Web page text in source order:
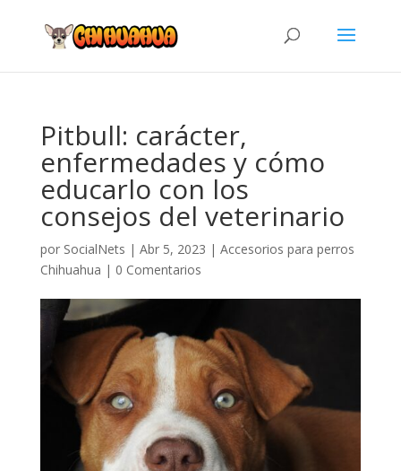
Pitbull: carácter,
enfermedades y cómo
educarlo con los
consejos del veterinario
por SocialNets | Abr 5, 2023 | Accesorios para perros
Chihuahua | 0 Comentarios